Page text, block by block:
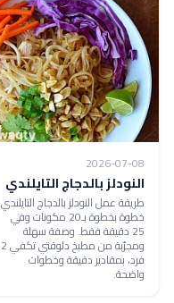
2026-07-08
النودلز بالدجاج التايلندي
طريقة عمل النودلز بالدجاج التايلندي
خطوة بخطوة بـ20 مكونات وفي
25 دقيقة فقط. وصفة سهلة
ومجرّبة من مطبخ دلوقتي تكفي 2
فرد، بمقادير دقيقة وخطوات
واضحة.